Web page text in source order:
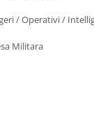
/ Operativi /
Militara